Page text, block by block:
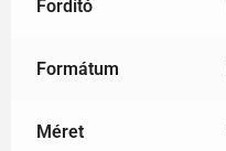
Fordító
Formátum
Méret